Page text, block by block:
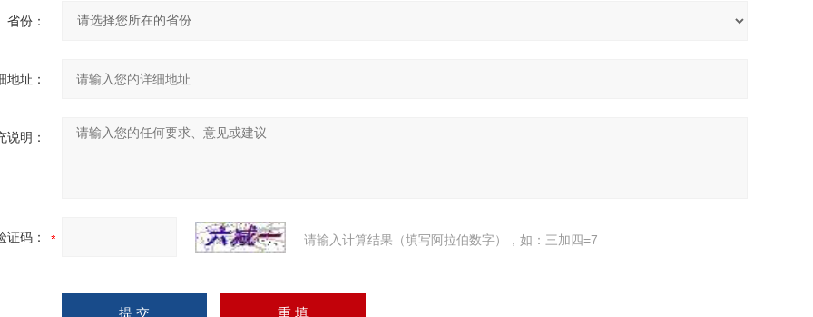
省份：
地址：
说明：
证码： 请输入计算结果（填写阿拉伯数字），如：三加四=7